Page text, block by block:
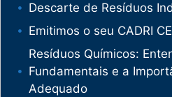
Descarte de Resíduos
Emitimos o seu CADRI
Resíduos Químicos:
Fundamentais e a
Adequado